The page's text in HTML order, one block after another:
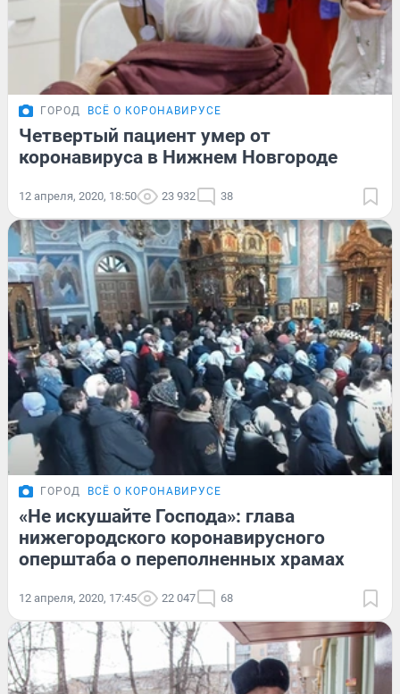
ГОРОД ВСЁ О КОРОНАВИРУСЕ
Четвертый пациент умер от
коронавируса в Нижнем Новгороде
12 апреля, 2020, 18:50 23 932 38
ГОРОД ВСЁ О КОРОНАВИРУСЕ
«Не искушайте Господа»: глава
нижегородского коронавирусного
оперштаба о переполненных храмах
12 апреля, 2020, 17:45 22 047 68